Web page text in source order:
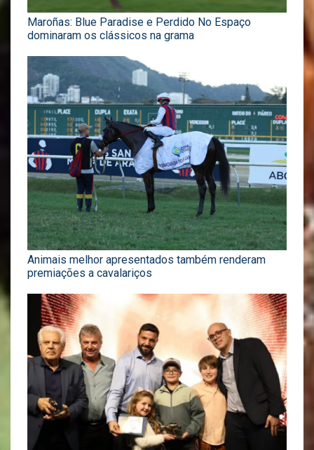
Maroñas: Blue Paradise e Perdido No Espaço
dominaram os clássicos na grama
Animais melhor apresentados também renderam
premiações a cavalariços